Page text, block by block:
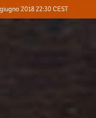
2018 22:30 CEST